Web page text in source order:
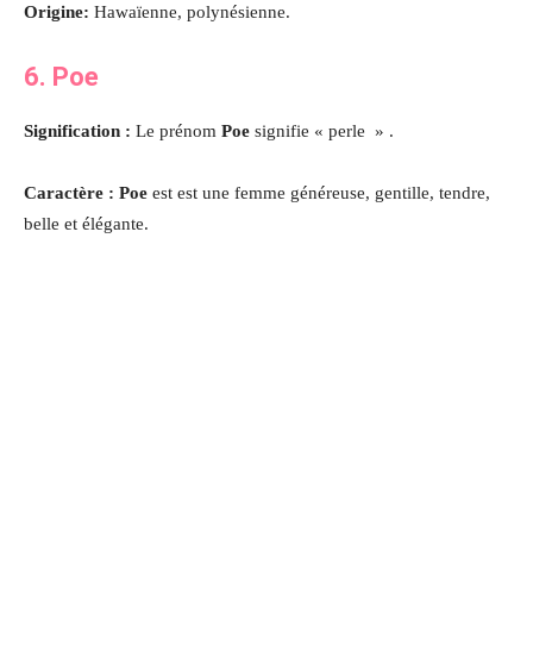
Origine: Hawaïenne, polynésienne.
6. Poe
Signification : Le prénom Poe signifie « perle » .
Caractère : Poe est est une femme généreuse, gentille, tendre,
belle et élégante.